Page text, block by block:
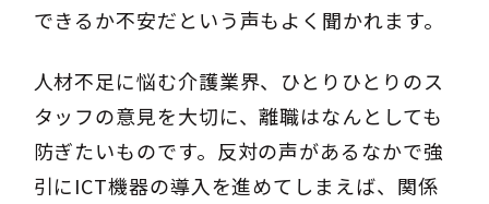
できるか不安だという声もよく聞かれます。
人材不足に悩む介護業界、ひとりひとりのス
タッフの意見を大切に、離職はなんとしても
防ぎたいものです。反対の声があるなかで強
引にICT機器の導入を進めてしまえば、関係